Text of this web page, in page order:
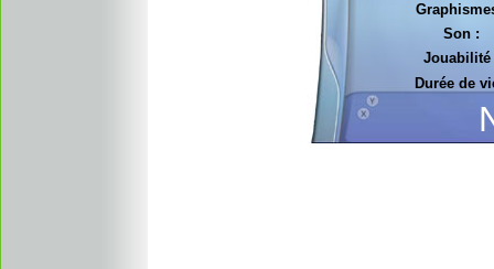
Son :
Jouabilité
Durée de